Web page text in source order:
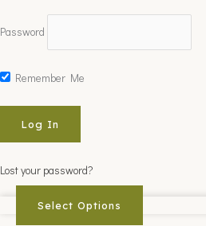
Password
Remember Me
Lost your password?
Select Options